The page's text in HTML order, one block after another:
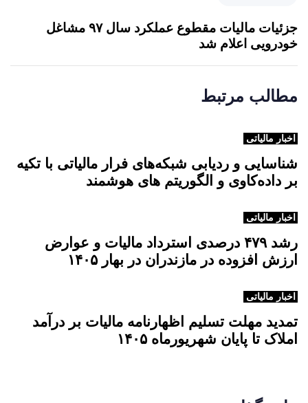
جزئیات مالیات مقطوع عملکرد سال ‌۹۷ مشاغل
خودرویی اعلام شد
مطالب مرتبط
اخبار مالیاتی
شناسایی و ردیابی شبکه‌های فرار مالیاتی با تکیه
بر داده‌کاوی و الگوریتم های هوشمند
اخبار مالیاتی
رشد ۴۷۹ درصدی استرداد مالیات و عوارض
ارزش افزوده در مازندران در بهار ۱۴۰۵
اخبار مالیاتی
تمدید مهلت تسلیم اظهارنامه مالیات بر درآمد
املاک تا پایان شهریورماه ۱۴۰۵